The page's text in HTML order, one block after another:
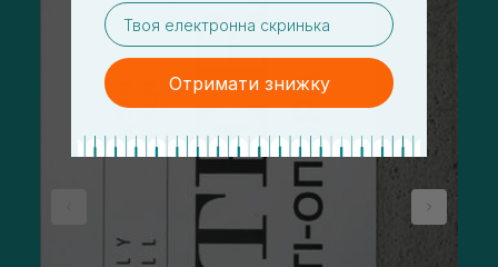
email
Отримати знижку